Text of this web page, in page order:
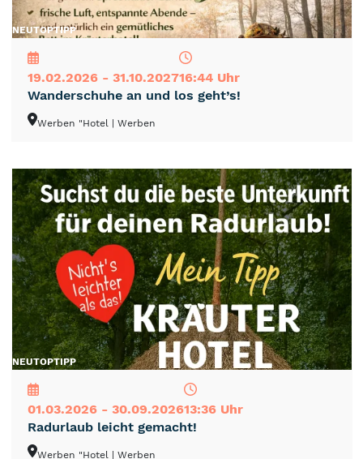
NEUTOPTIPP
19.02.2026 - 31.10.202716:44 Uhr
Wanderschuhe an und los geht’s!
Werben "Hotel | Werben
NEUTOPTIPP
01.03.2026 - 30.09.202613:36 Uhr
Radurlaub leicht gemacht!
Werben "Hotel | Werben